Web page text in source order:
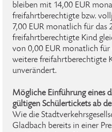
bleiben mit 14,00 EUR
freifahrtberechtigte bzw.
7,00 EUR monatlich für das
freifahrtberechtigte Kind
von 0,00 EUR monatlich für
weitere freifahrtberechtigte
unverändert.
Mögliche Einführung eines
gültigen Schülertickets ab
Wie die
Gladbach bereits in einer